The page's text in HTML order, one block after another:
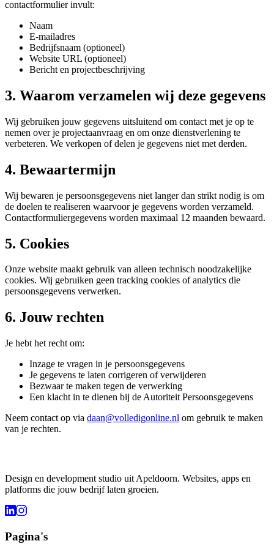
Op maat ontworpen websites die converteren.
contactformulier invult:
Naam
E-mailadres
Bedrijfsnaam (optioneel)
Website URL (optioneel)
Bericht en projectbeschrijving
3. Waarom verzamelen wij deze gegevens
Wij gebruiken jouw gegevens uitsluitend om contact met je op te
nemen over je projectaanvraag en om onze dienstverlening te
verbeteren. We verkopen of delen je gegevens niet met derden.
4. Bewaartermijn
Wij bewaren je persoonsgegevens niet langer dan strikt nodig is om
de doelen te realiseren waarvoor je gegevens worden verzameld.
Contactformuliergegevens worden maximaal 12 maanden bewaard.
5. Cookies
Onze website maakt gebruik van alleen technisch noodzakelijke
cookies. Wij gebruiken geen tracking cookies of analytics die
persoonsgegevens verwerken.
6. Jouw rechten
Je hebt het recht om:
Inzage te vragen in je persoonsgegevens
Je gegevens te laten corrigeren of verwijderen
Bezwaar te maken tegen de verwerking
Een klacht in te dienen bij de Autoriteit Persoonsgegevens
Neem contact op via daan@volledigonline.nl om gebruik te maken
van je rechten.
Design en development studio uit Apeldoorn. Websites, apps en
platforms die jouw bedrijf laten groeien.
Pagina's